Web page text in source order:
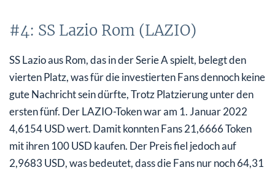
#4: SS Lazio Rom (LAZIO)
SS Lazio aus Rom, das in der Serie A spielt, belegt den
vierten Platz, was für die investierten Fans dennoch keine
gute Nachricht sein dürfte, Trotz Platzierung unter den
ersten fünf. Der LAZIO-Token war am 1. Januar 2022
4,6154 USD wert. Damit konnten Fans 21,6666 Token
mit ihren 100 USD kaufen. Der Preis fiel jedoch auf
2,9683 USD, was bedeutet, dass die Fans nur noch 64,31